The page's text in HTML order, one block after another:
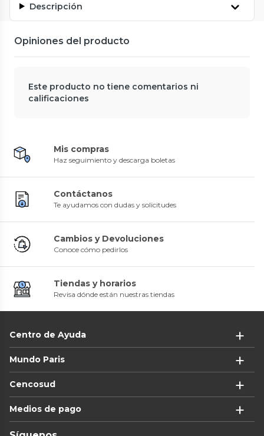
Descripción
Opiniones del producto
Este producto no tiene comentarios ni
calificaciones
Mis compras
Haz seguimiento y descarga boletas
Contáctanos
Te ayudamos con dudas y solicitudes
Cambios y Devoluciones
Conoce cómo pedirlos
Tiendas y horarios
Revisa dónde están nuestras tiendas
Centro de Ayuda
Mundo Paris
Cencosud
Medios de pago